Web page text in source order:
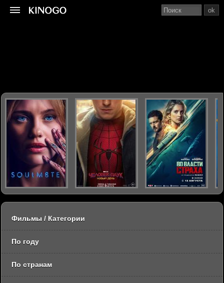
ok
Фильмы / Категории
По году
По странам